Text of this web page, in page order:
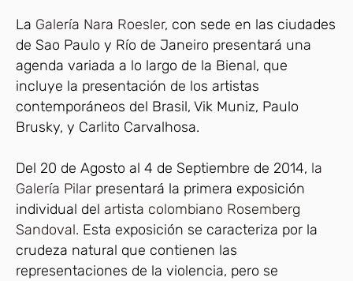
La Galería Nara Roesler, con sede en las ciudades
de Sao Paulo y Río de Janeiro presentará una
agenda variada a lo largo de la Bienal, que
incluye la presentación de los artistas
contemporáneos del Brasil, Vik Muniz, Paulo
Brusky, y Carlito Carvalhosa.
Del 20 de Agosto al 4 de Septiembre de 2014, la
Galería Pilar presentará la primera exposición
individual del artista colombiano Rosemberg
Sandoval. Esta exposición se caracteriza por la
crudeza natural que contienen las
representaciones de la violencia, pero se